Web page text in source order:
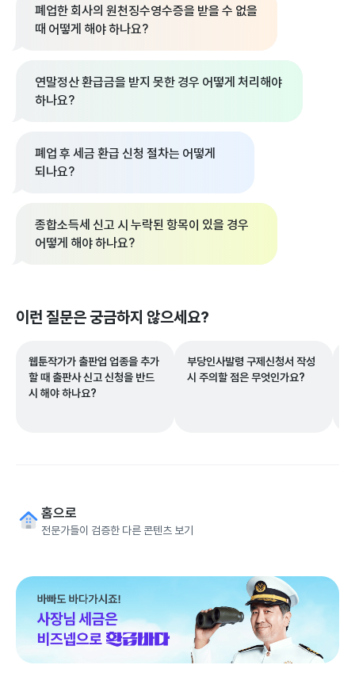
폐업한 회사의 원천징수영수증을 받을 수 없을
때 어떻게 해야 하나요?
연말정산 환급금을 받지 못한 경우 어떻게 처리해야
하나요?
폐업 후 세금 환급 신청 절차는 어떻게
되나요?
종합소득세 신고 시 누락된 항목이 있을 경우
어떻게 해야 하나요?
이런 질문은 궁금하지 않으세요?
웹툰작가가 출판업 업종을 추가
할 때 출판사 신고 신청을 반드
시 해야 하나요?
부당인사발령 구제신청서 작성
시 주의할 점은 무엇인가요?
홈으로
전문가들이 검증한 다른 콘텐츠 보기